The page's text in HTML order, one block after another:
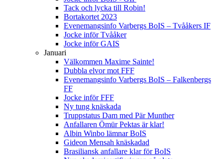
Tack och lycka till Robin!
Bortakortet 2023
Evenemangsinfo Varbergs BoIS – Tvååkers IF
Jocke inför Tvååker
Jocke inför GAIS
Januari
Välkommen Maxime Sainte!
Dubbla elvor mot FFF
Evenemangsinfo Varbergs BoIS – Falkenbergs
FF
Jocke inför FFF
Ny tung knäskada
Truppstatus Dam med Pär Munther
Anfallaren Ömür Pektas är klar!
Albin Winbo lämnar BoIS
Gideon Mensah knäskadad
Brasiliansk anfallare klar för BoIS